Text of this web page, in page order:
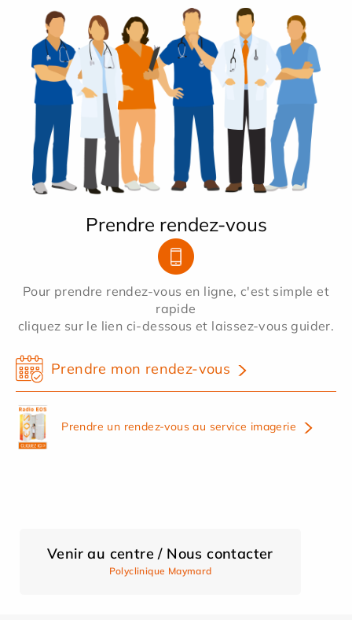
Prendre rendez-vous
Pour prendre rendez-vous en ligne, c'est simple et
rapide
cliquez sur le lien ci-dessous et laissez-vous guider.
Prendre mon rendez-vous
Prendre un rendez-vous au service imagerie
Venir au centre / Nous contacter
Polyclinique Maymard